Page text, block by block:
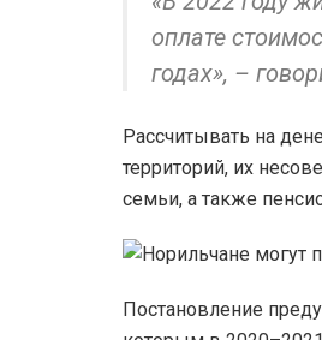
оплате
годах», –
Рассчитывать на
территорий, их
семьи, а также
Постановление